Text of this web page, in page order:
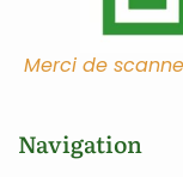
Merci de
Navigation